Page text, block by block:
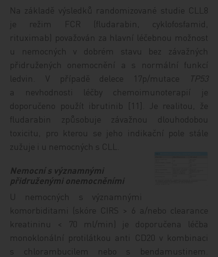
Na základě výsledků randomizované studie CLL8
je režim FCR (fludarabin, cyklofosfamid,
rituximab) považován za hlavní léčebnou možnost
u nemocných v dobrém stavu bez závažných
přidružených onemocnění a s normální funkcí
ledvin. V případě delece 17p/mutace
TP53
a nevhodnosti léčby chemoimunoterapií je
doporučeno použít ibrutinib [11]. Je realitou, že
fludarabin způsobuje závažnou dlouhodobou
toxicitu, pro kterou se jeho indikační pole stále
zužuje i u nemocných s CLL.
Nemocní s významnými
přidruženými onemocněními
U nemocných s významnými
komorbiditami (skóre CIRS > 6 a/nebo clearance
kreatininu < 70 ml/min) je doporučena léčba
monoklonální protilátkou anti CD20 v kombinaci
s chlorambucilem nebo s bendamustinem.